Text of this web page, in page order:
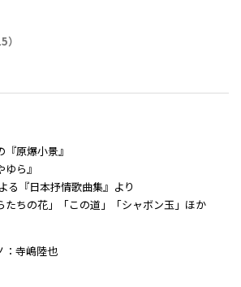
原爆小景』
ら』
る『日本抒情歌曲集』より
たちの花」「この道」「シャボン玉」ほか
寺嶋陸也